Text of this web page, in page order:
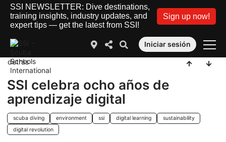
SSI NEWSLETTER: Dive destinations,
training insights, industry updates, and
expert tips — get the latest from SSI!
Sign up now!
Iniciar sesión
detrás
SSI celebra ocho años de
aprendizaje digital
scuba diving environment ssi digital learning
sustainability
digital revolution